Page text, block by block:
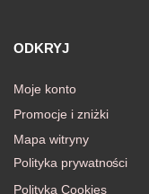
ODKRYJ
Moje konto
Promocje i zniżki
Mapa witryny
Polityka prywatności
Polityka Cookies